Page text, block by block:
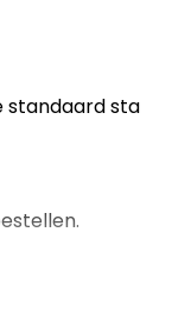
standaard sta